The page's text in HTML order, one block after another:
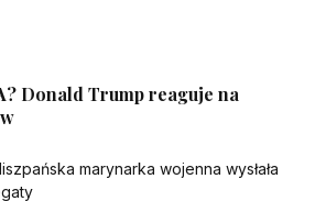
Donald Trump reaguje na